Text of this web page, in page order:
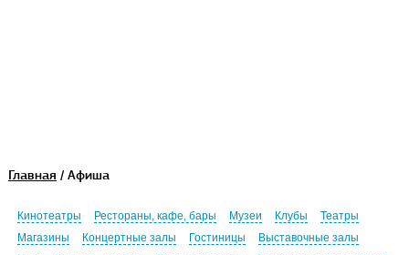
Главная / Афиша
Кинотеатры Рестораны, кафе, бары Музеи Клубы
Театры
Магазины
Концертные залы Гостиницы
Выставочные залы